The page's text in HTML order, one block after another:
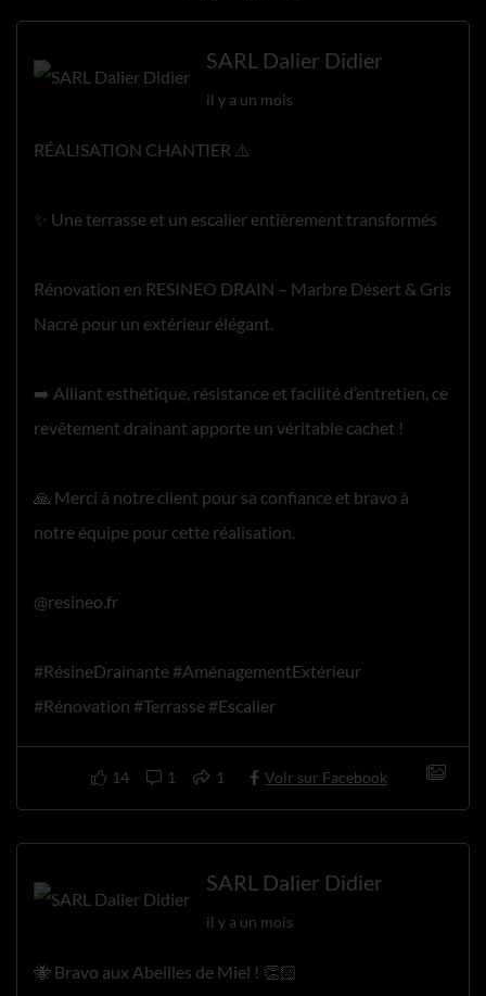
SARL Dalier Didier
il y a un mois
RÉALISATION CHANTIER ⚠️
✨ Une terrasse et un escalier entièrement transformés
Rénovation en RESINEO DRAIN – Marbre Désert & Gris
Nacré pour un extérieur élégant.
➡️ Alliant esthétique, résistance et facilité d’entretien, ce
revêtement drainant apporte un véritable cachet !
🙏 Merci à notre client pour sa confiance et bravo à
notre équipe pour cette réalisation.
@resineo.fr
#RésineDrainante #AménagementExtérieur
#Rénovation #Terrasse #Escalier
14 1 1 Voir sur Facebook
SARL Dalier Didier
il y a un mois
🐝 Bravo aux Abeilles de Miel ! 👏🏻